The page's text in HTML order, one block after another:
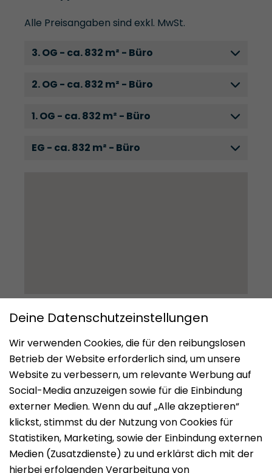
Alle Preisangaben sind exkl. MwSt.
3. OG - ca. 832 m² - Büro
2. OG - ca. 832 m² - Büro
1. OG - ca. 832 m² - Büro
EG - ca. 832 m² - Büro
Impressum
Datenschutz